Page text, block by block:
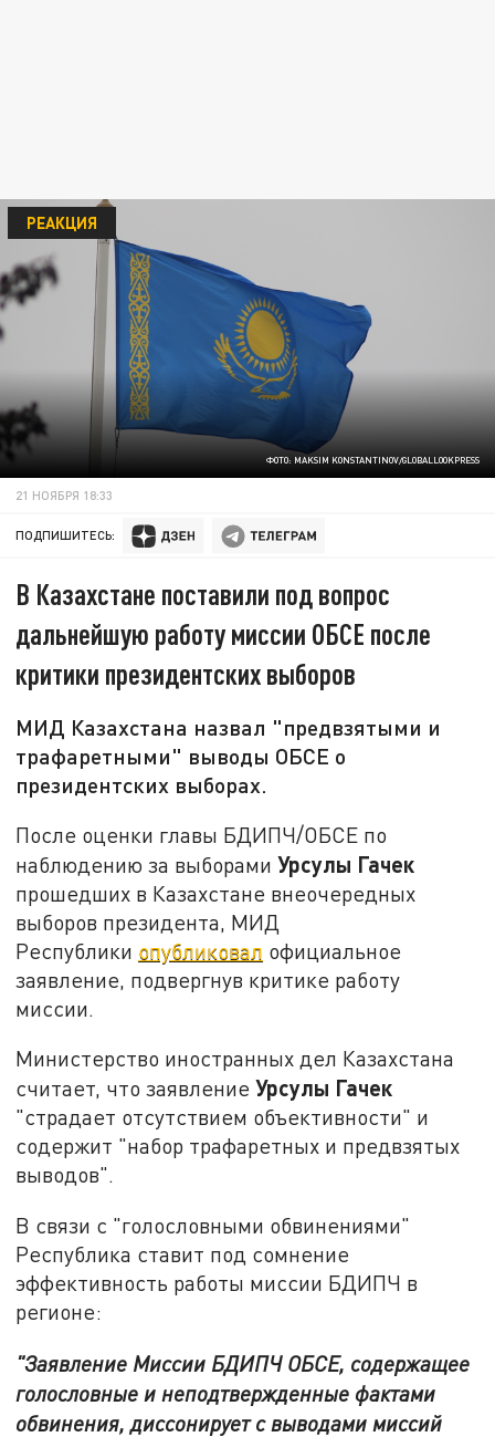
ФОТО: MAKSIM KONSTANTINOV/GLOBALLOOKPRESS
РЕАКЦИЯ
21 НОЯБРЯ 18:33
ПОДПИШИТЕСЬ:
В Казахстане поставили под вопрос
дальнейшую работу миссии ОБСЕ после
критики президентских выборов
МИД Казахстана назвал "предвзятыми и
трафаретными" выводы ОБСЕ о
президентских выборах.
После оценки главы БДИПЧ/ОБСЕ по
наблюдению за выборамиУрсулы Гачек
прошедших в Казахстане внеочередных
выборов президента, МИД
Республики опубликовал официальное
заявление, подвергнув критике работу
миссии.
Министерство иностранных дел Казахстана
считает, что заявлениеУрсулы Гачек
"страдает отсутствием объективности" и
содержит "набор трафаретных и предвзятых
выводов".
В связи с "голословными обвинениями"
Республика ставит под сомнение
эффективность работы миссии БДИПЧ в
регионе:
"Заявление Миссии БДИПЧ ОБСЕ, содержащее
голословные и неподтвержденные фактами
обвинения, диссонирует с выводами миссий